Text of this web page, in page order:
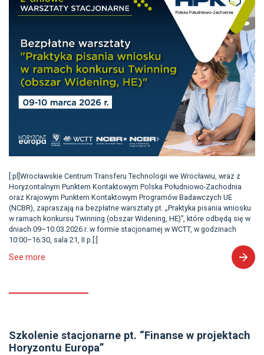
[:pl]Wrocławskie Centrum Transferu Technologii we Wrocławiu, wraz z
Horyzontalnym Punktem Kontaktowym Polska Południowo-Zachodnia
oraz Krajowym Punktem Kontaktowym Programów Badawczych UE
(NCBR), zapraszają na bezpłatne warsztaty pt. „Praktyka pisania wniosku
w ramach konkursu Twinning (obszar Widening, HE)”, które odbędą się w
dniach 09–10.03.2026 r. w formie stacjonarnej w WCTT, w godzinach
10:00–16:30, sala 21, II p.[:]
See more
Szkolenie stacjonarne pt. “Finanse w projektach
Horyzontu Europa”